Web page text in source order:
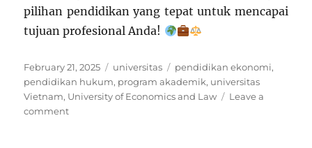
pilihan pendidikan yang tepat untuk mencapai
tujuan profesional Anda!
Posted
on
February 21, 2025 Categories
universitas Tags
pendidikan ekonomi,
pendidikan hukum, program akademik, universitas
Vietnam, University of Economics and Law
Leave a
commenton